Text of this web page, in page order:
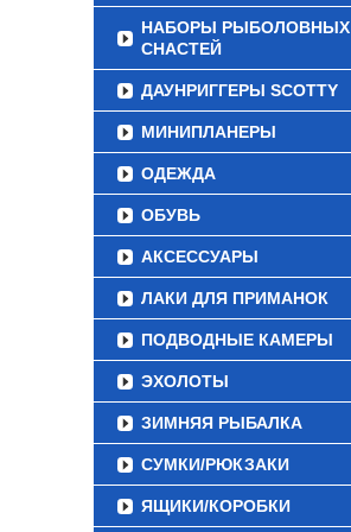
НАБОРЫ РЫБОЛОВНЫХ
СНАСТЕЙ
ДАУНРИГГЕРЫ SCOTTY
МИНИПЛАНЕРЫ
ОДЕЖДА
ОБУВЬ
АКСЕССУАРЫ
ЛАКИ ДЛЯ ПРИМАНОК
ПОДВОДНЫЕ КАМЕРЫ
ЭХОЛОТЫ
ЗИМНЯЯ РЫБАЛКА
СУМКИ/РЮКЗАКИ
ЯЩИКИ/КОРОБКИ